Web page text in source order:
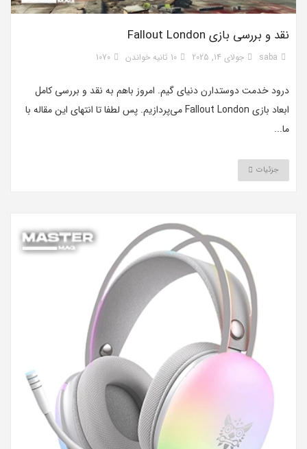
نقد و بررسی بازی Fallout London
saba جولای 14, 2025 10 ثانیه خواندن 1070
درود خدمت دوستدارن دنیای گیم. امروز باهم به نقد و بررسی کامل
ابعاد بازی Fallout London می‌پردازیم. پس لطفا تا انتهای این مقاله با
ما...
جزئیات